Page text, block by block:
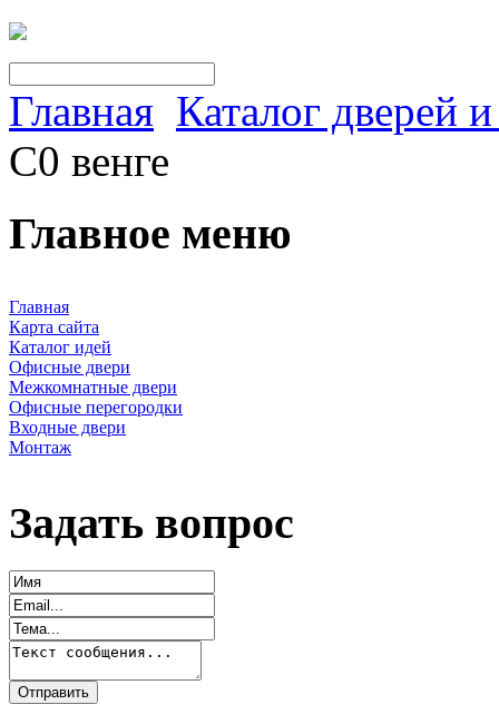
Главная Каталог дверей
С0 венге
Главное меню
Главная
Карта сайта
Каталог идей
Офисные двери
Межкомнатные двери
Офисные перегородки
Входные двери
Монтаж
Задать вопрос